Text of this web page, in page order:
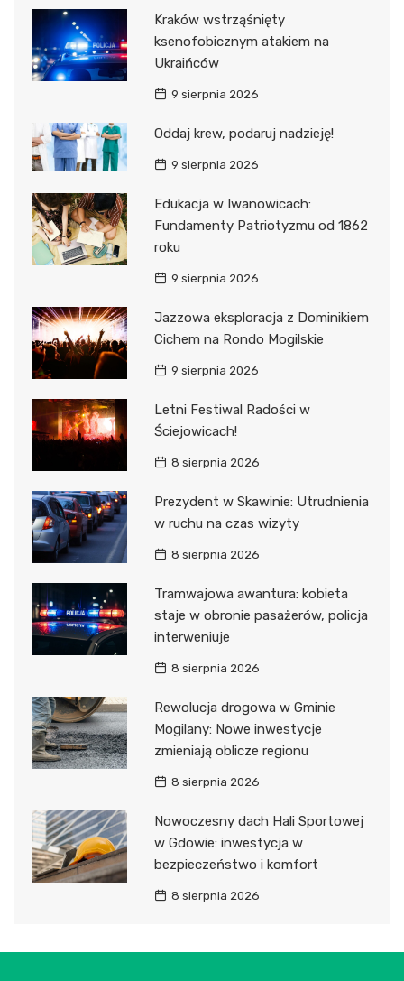
Kraków wstrząśnięty
ksenofobicznym atakiem na
Ukraińców
9 sierpnia 2026
Oddaj krew, podaruj nadzieję!
9 sierpnia 2026
Edukacja w Iwanowicach:
Fundamenty Patriotyzmu od 1862
roku
9 sierpnia 2026
Jazzowa eksploracja z Dominikiem
Cichem na Rondo Mogilskie
9 sierpnia 2026
Letni Festiwal Radości w
Ściejowicach!
8 sierpnia 2026
Prezydent w Skawinie: Utrudnienia
w ruchu na czas wizyty
8 sierpnia 2026
Tramwajowa awantura: kobieta
staje w obronie pasażerów, policja
interweniuje
8 sierpnia 2026
Rewolucja drogowa w Gminie
Mogilany: Nowe inwestycje
zmieniają oblicze regionu
8 sierpnia 2026
Nowoczesny dach Hali Sportowej
w Gdowie: inwestycja w
bezpieczeństwo i komfort
8 sierpnia 2026